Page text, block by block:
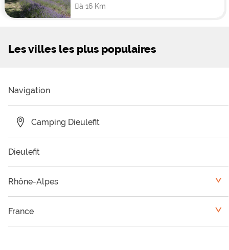
à 16 Km
Les villes les plus populaires
Navigation
Camping Dieulefit
Dieulefit
Rhône-Alpes <
France <